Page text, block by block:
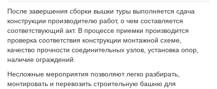
После завершения сборки вышки туры выполняется сдача
конструкции производителю работ, о чем составляется
соответствующий акт. В процессе приемки производится
проверка соответствия конструкции монтажной схеме,
качество прочности соединительных узлов, установка опор,
наличие ограждений.
Несложные мероприятия позволяют легко разбирать,
монтировать и перевозить строительную башню для